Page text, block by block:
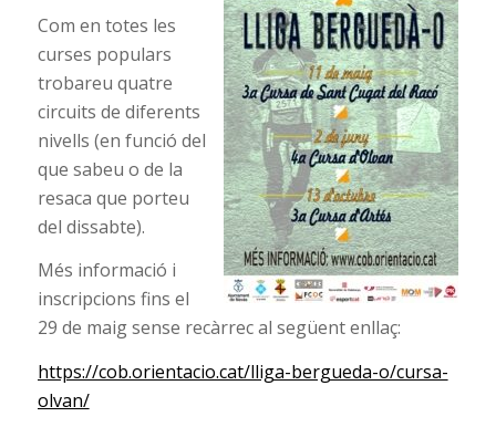
Com en totes les
curses populars
trobareu quatre
circuits de diferents
nivells (en funció del
que sabeu o de la
resaca que porteu
del dissabte).
Més informació i
inscripcions fins el
29 de maig sense recàrrec al següent enllaç:
https://cob.orientacio.cat/lliga-bergueda-o/cursa-
olvan/